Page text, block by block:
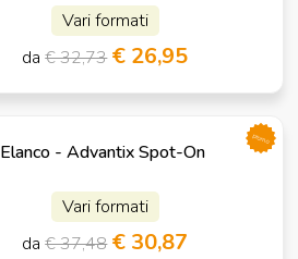
Vari formati
da€ 32,73 € 26,95
Elanco - Advantix Spot-On
Vari formati
da€ 37,48 € 30,87
promo